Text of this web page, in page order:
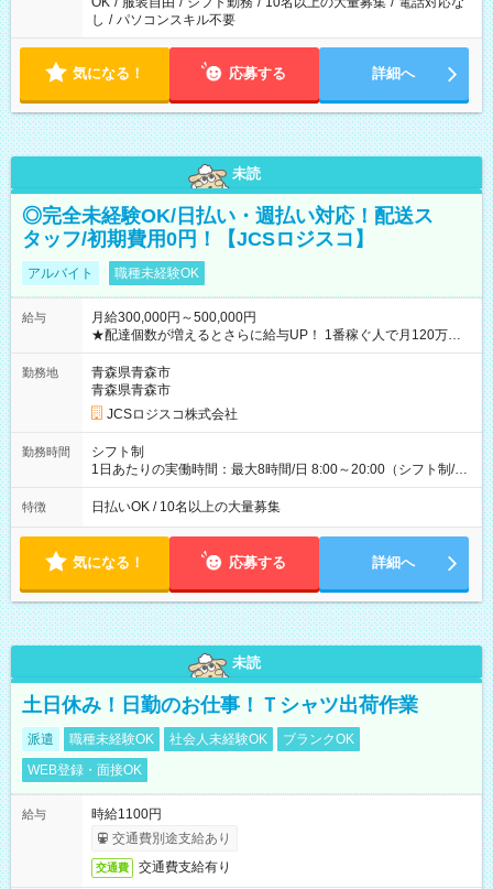
し / パソコンスキル不要
気になる！ 応募する 詳細へ
未読
◎完全未経験OK/日払い・週払い対応！配送ス
タッフ/初期費用0円！【JCSロジスコ】
アルバイト 職種未経験OK
給与
月給300,000円～500,000円
★配達個数が増えるとさらに給与UP！ 1番稼ぐ人で月120万ほ
ど！ ・主要都市エリア 月収55万円／週5日稼働 月収65万~112
万円／週6日稼働 ・地方郊外エリア 月収40万円／週5日稼働 月
収40万円~50万円／週6日稼働 ＜モデルイメージ＞ ■月収50万
円 (27歳男性/江東区在住)※元建築関係 1日150個配達×25日勤務
(日休み) ■月収80万円(43歳男性/墨田区在住)※元営業 1日200個
勤務地
青森県青森市
青森県青森市
JCSロジスコ株式会社
勤務時間
シフト制
1日あたりの実働時間：最大8時間/日 8:00～20:00（シフト制/実
働8時間） ※週5日勤務（場所次第では週4も有り） ※配達状況
によって時間外での勤務可能性有り ※案件により多少の前後あ
特徴 日払いOK / 10名以上の大量募集
気になる！ 応募する 詳細へ
未読
土日休み！日勤のお仕事！Ｔシャツ出荷作業
派遣 職種未経験OK 社会人未経験OK
ブランクOK
WEB登録・面接OK
給与
時給1100円
交通費別途支給あり
交通費 交通費支給有り